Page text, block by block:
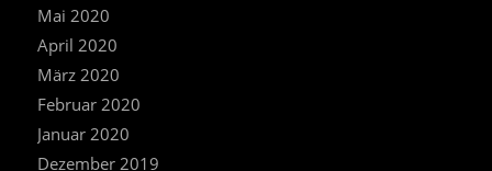
Mai 2020
April 2020
März 2020
Februar 2020
Januar 2020
Dezember 2019